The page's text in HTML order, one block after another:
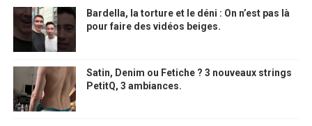
Bardella, la torture et le déni : On n’est pas là
pour faire des vidéos beiges.
Satin, Denim ou Fetiche ? 3 nouveaux strings
PetitQ, 3 ambiances.